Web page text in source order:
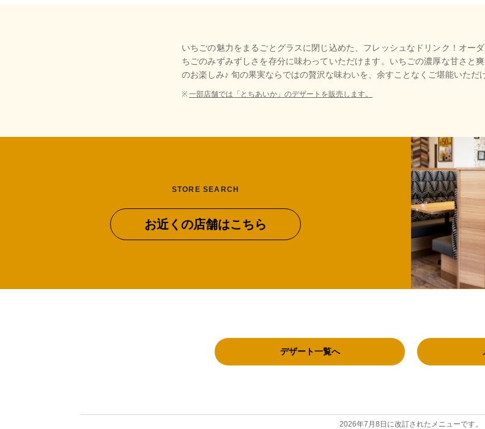
いちごの魅力をまるごとグラスに閉じ込めた、フレッシュなドリンク！オー
ちごのみずみずしさを存分に味わっていただけます。いちごの濃厚な甘さと
のお楽しみ♪ 旬の果実ならではの贅沢な味わいを、余すことなくご堪能いただ
一部店舗では「とちあいか」のデザートを販売します。
STORE SEARCH
お近くの店舗はこちら
デザート一覧へ
2026年7月8日に改訂されたメニューです。